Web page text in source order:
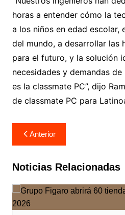
horas a entender cómo la
a los niños en edad escolar,
del mundo, a desarrollar las
para el futuro, y la solución
necesidades y demandas
es la classmate PC”, dijo
de classmate PC para
Navegación
de
entradas
Anterior
Noticias Relacionadas